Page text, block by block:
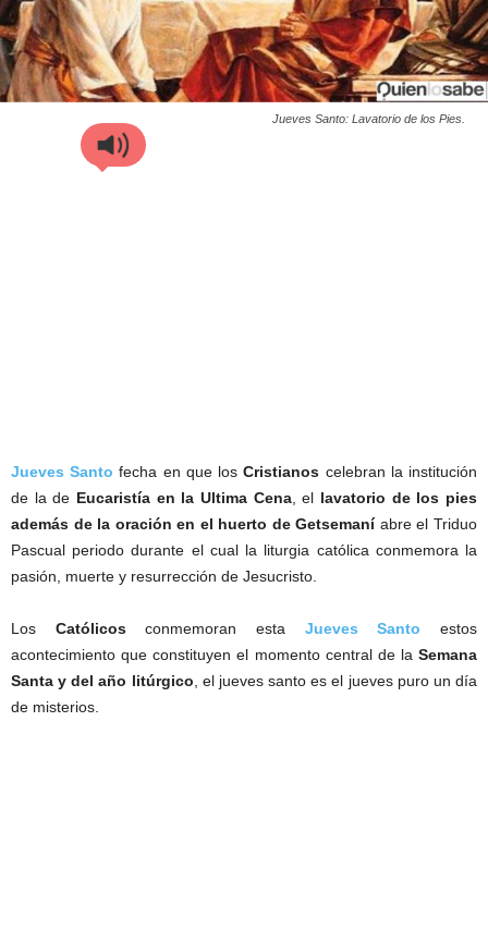
Jueves Santo: Lavatorio de los Pies.
Jueves Santo fecha en que losCristianos celebran la institución
de la de Eucaristía en la Ultima Cena, el lavatorio de los pies
además de la oración en el huerto de Getsemaníabre el Triduo
Pascual periodo durante el cual la liturgia católica conmemora la
pasión, muerte y resurrección de Jesucristo.
Los Católicosconmemoran esta Jueves Santo estos
acontecimiento que constituyen el momento central de la Semana
Santa y del año litúrgico , el jueves santo es el jueves puro un día
de misterios.